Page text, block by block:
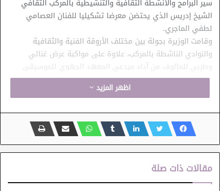
سير البرامج والأنشطة الثقافية والتنشيطية بالمركب الثقافي
الشيخ إدريس الذي يحتضن معرضا تشكيليا للفنان العصامي
لطفي الماجري.
وقامت الوزيرة بجولة بين مختلف الأروقة الفنية والثقافية
والنوادي الناشطة بالمركب، علاوة على مواكبة عرض غنائي
وطربي للمالوف من آداء مبدعي المعهد الجهوي للموسيقى
وفرقة خميس ترنان بقيادة الفنان يوسف اللزام .
واطلعت الدكتورة حياة قطاط القرمازي بالمناسبة على أنشطة
الفئات والشرائح العمرية ،كما تابعت وضعية المعهد العمومي
للموسيقى و الرقص ببنزرت المنجز منذ سنة 1987 وسبل دعمه
وهيكلته بما يتلائم والحركية الفنية والابداعية والثقافية الكبيرة
بالجهة، وتابعت خصوصيات البنية اللوجستية والبنية الثقافية
مشاغل القطاع.
اظهر المزيد
مقالات ذات صلة